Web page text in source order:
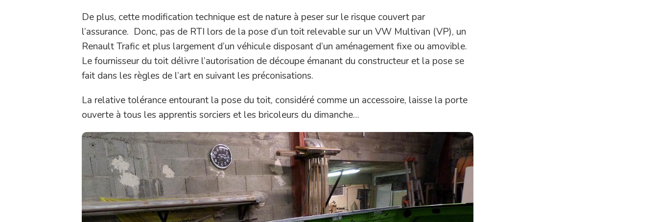
De plus, cette modification technique est de nature à peser sur le risque couvert par
l’assurance. Donc, pas de RTI lors de la pose d’un toit relevable sur un VW Multivan (VP), un
Renault Trafic et plus largement d’un véhicule disposant d’un aménagement fixe ou amovible.
Le fournisseur du toit délivre l’autorisation de découpe émanant du constructeur et la pose se
fait dans les règles de l’art en suivant les préconisations.
La relative tolérance entourant la pose du toit, considéré comme un accessoire, laisse la porte
ouverte à tous les apprentis sorciers et les bricoleurs du dimanche…